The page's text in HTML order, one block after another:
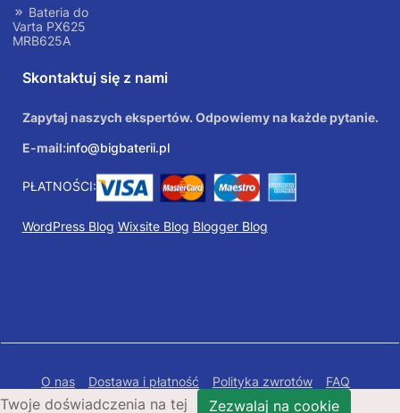
Bateria do
Varta PX625
MRB625A
Skontaktuj się z nami
Zapytaj naszych ekspertów. Odpowiemy na każde pytanie.
E-mail:info@bigbaterii.pl
PŁATNOŚCI:
WordPress Blog Wixsite Blog Blogger Blog
O nas Dostawa i płatność Polityka zwrotów
FAQ
Polityka prywatności
Mapa Strony
Twoje doświadczenia na tej Zezwalaj na cookie